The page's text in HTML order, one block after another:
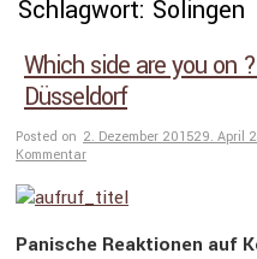
Schlagwort: Solingen
Which side are you on
Düsseldorf
Posted on 2. Dezember 201529. April
Kommentar
Panische Reaktionen auf